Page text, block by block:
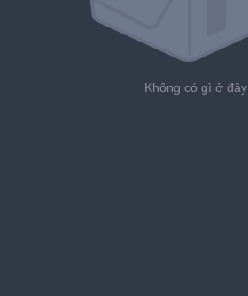
Không có gì ở đây